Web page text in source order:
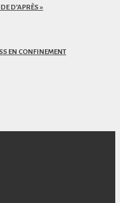
D’APRÈS »
EN CONFINEMENT